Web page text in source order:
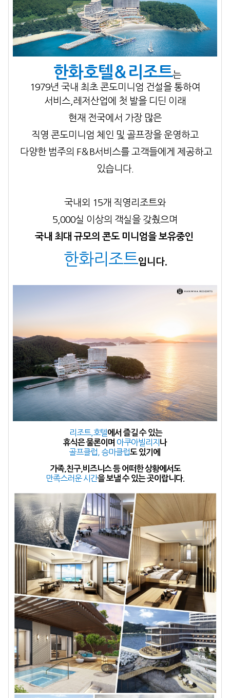
한화호텔＆리조트는
1979년 국내 최초 콘도미니엄 건설을 통하여
서비스,레저산업에
첫 발을 디딘 이래
현재 전국에서 가장 많은
직영 콘도미니엄 체인 및 골프장을 운영하고
다양한 범주의 F＆B서비스를 고객들에게 제공하고
있습니다.
국내외 15개 직영리조트와
5,000실 이상의 객실을 갖췄으며
국내 최대 규모의 콘도 미니엄을 보유중인
한화리조트입니다.
리조트,호텔에서 즐길 수 있는
휴식은 물론이며 아쿠아빌리지 나
골프클럽, 승마클럽도 있기에
가족,친구,비즈니스 등 어떠한 상황에서도
만족스러운 시간을 보낼 수 있는 곳이랍니다.